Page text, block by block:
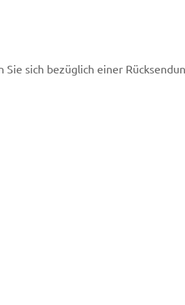
sich bezüglich einer